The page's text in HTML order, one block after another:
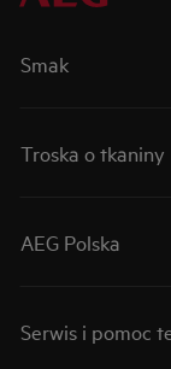
Smak
Troska o tkaniny
AEG Polska
Serwis i pomoc